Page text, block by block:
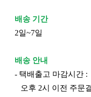
배송 기간
2일~7일
배송 안내
- 택배출고 마감시간 :
오후 2시 이전 주문